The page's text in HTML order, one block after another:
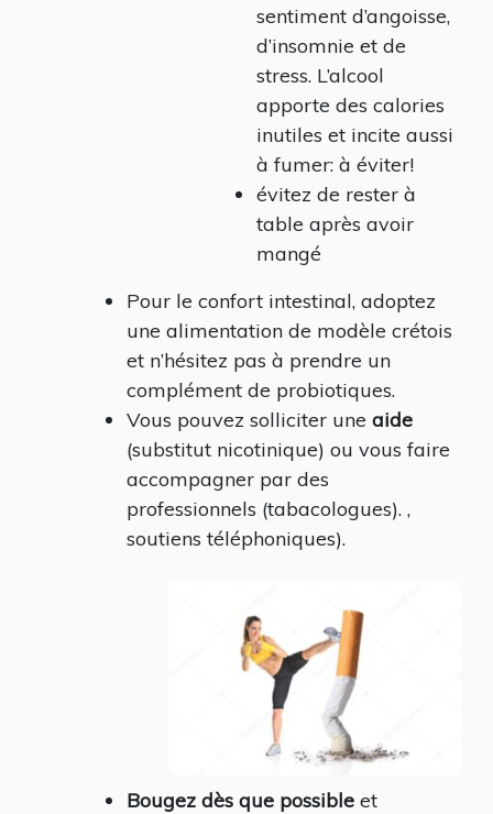
sentiment d’angoisse,
d’insomnie et de
stress. L’alcool
apporte des calories
inutiles et incite aussi
à fumer: à éviter!
évitez de rester à
table après avoir
mangé
Pour le confort intestinal, adoptez
une alimentation de modèle crétois
et n’hésitez pas à prendre un
complément de probiotiques.
Vous pouvez solliciter une aide
(substitut nicotinique) ou vous faire
accompagner par des
professionnels (tabacologues). ,
soutiens téléphoniques).
Bougez dès que possible et